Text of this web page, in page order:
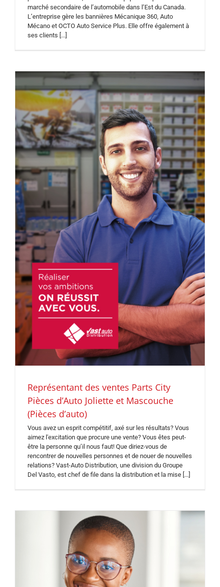
marché secondaire de l’automobile dans l’Est du Canada.
L’entreprise gère les bannières Mécanique 360, Auto
Mécano et OCTO Auto Service Plus. Elle offre également à
ses clients [...]
Représentant des ventes Parts City
Pièces d’Auto Joliette et Mascouche
(Pièces d’auto)
Vous avez un esprit compétitif, axé sur les résultats? Vous
aimez l'excitation que procure une vente? Vous êtes peut-
être la personne qu’il nous faut! Que diriez-vous de
rencontrer de nouvelles personnes et de nouer de nouvelles
relations? Vast-Auto Distribution, une division du Groupe
Del Vasto, est chef de file dans la distribution et la mise [...]